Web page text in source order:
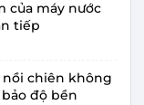
của máy nước
tiếp
nồi chiên không
độ bền